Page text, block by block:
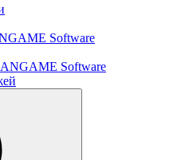
Software
Software